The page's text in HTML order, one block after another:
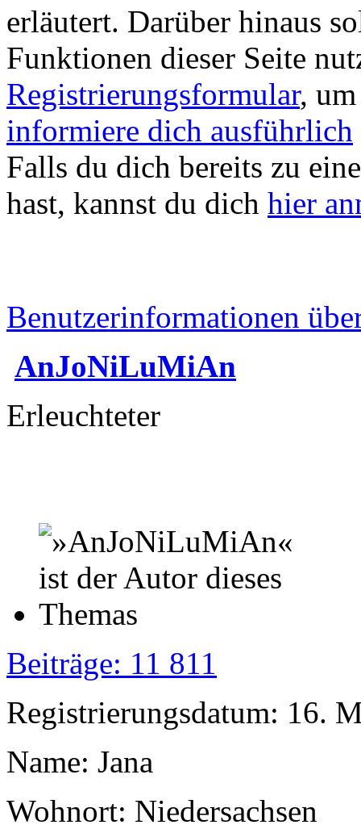
erläutert. Darüber hinaus
Funktionen dieser Seite
Registrierungsformular,
informiere dich ausführlich
Falls du dich bereits zu
hast, kannst du dich hier
Benutzerinformationen
AnJoNiLuMiAn
Erleuchteter
Beiträge: 11 811
Registrierungsdatum: 16.
Name: Jana
Wohnort: Niedersachsen